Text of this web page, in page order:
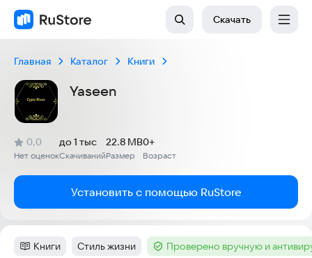
Скачать
Главная Каталог Книги
Yaseen
Рейтинг:
0,0
(
Нет оценок
)
Скачиваний
до 1 тыс
Размер
22.8 MB
Возраст
0+
Установить с помощью RuStore
Категория
Книги Тег:
Стиль жизни Тег :Проверено вручную и